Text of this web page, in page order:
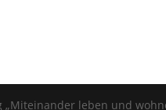
leben und